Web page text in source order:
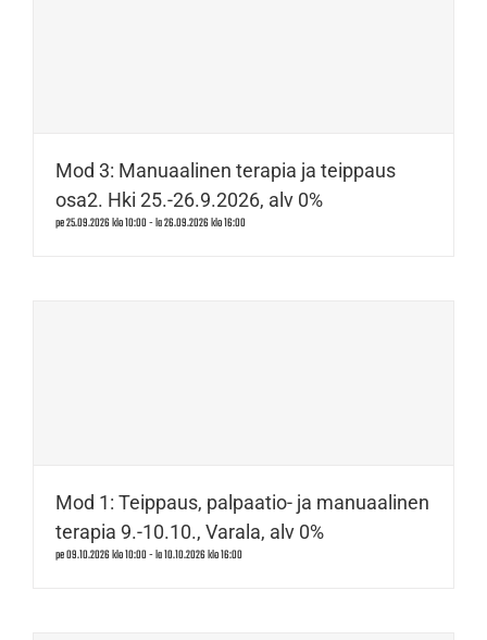
Mod 3: Manuaalinen terapia ja teippaus
osa2. Hki 25.-26.9.2026, alv 0%
pe 25.09.2026 klo 10:00-la 26.09.2026 klo 16:00
Mod 1: Teippaus, palpaatio- ja manuaalinen
terapia 9.-10.10., Varala, alv 0%
pe 09.10.2026 klo 10:00-la 10.10.2026 klo 16:00